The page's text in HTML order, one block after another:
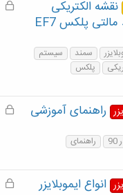
ق
نقشه الکتریکی
سیستم ایموبلایزر BOSCH سمند مالتی پلکس EF7
سمند
سیستم
پلکس
ق
ه
راهنمای آموزشی
راهنمای
ق
انواع ایموبلایزر